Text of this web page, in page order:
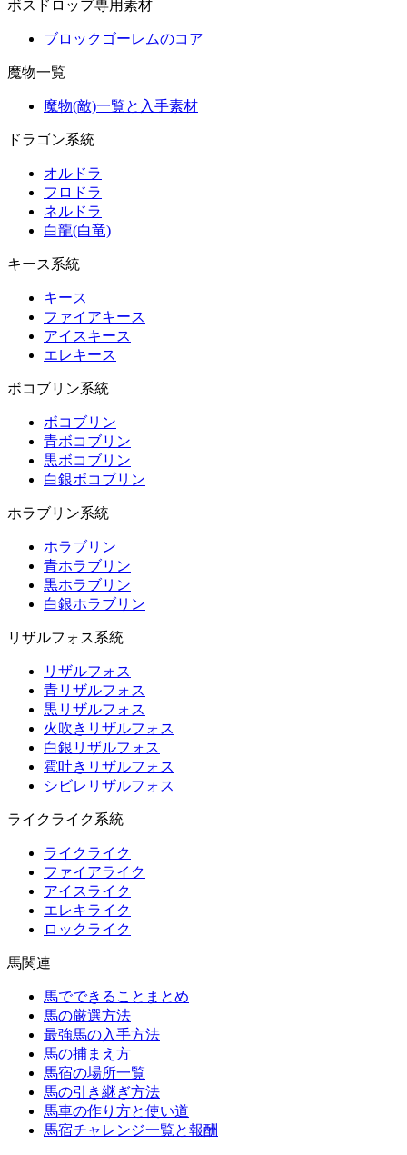
ボスドロップ専用素材
ブロックゴーレムのコア
魔物一覧
魔物(敵)一覧と入手素材
ドラゴン系統
オルドラ
フロドラ
ネルドラ
白龍(白竜)
キース系統
キース
ファイアキース
アイスキース
エレキース
ボコブリン系統
ボコブリン
青ボコブリン
黒ボコブリン
白銀ボコブリン
ホラブリン系統
ホラブリン
青ホラブリン
黒ホラブリン
白銀ホラブリン
リザルフォス系統
リザルフォス
青リザルフォス
黒リザルフォス
火吹きリザルフォス
白銀リザルフォス
雹吐きリザルフォス
シビレリザルフォス
ライクライク系統
ライクライク
ファイアライク
アイスライク
エレキライク
ロックライク
馬関連
馬でできることまとめ
馬の厳選方法
最強馬の入手方法
馬の捕まえ方
馬宿の場所一覧
馬の引き継ぎ方法
馬車の作り方と使い道
馬宿チャレンジ一覧と報酬